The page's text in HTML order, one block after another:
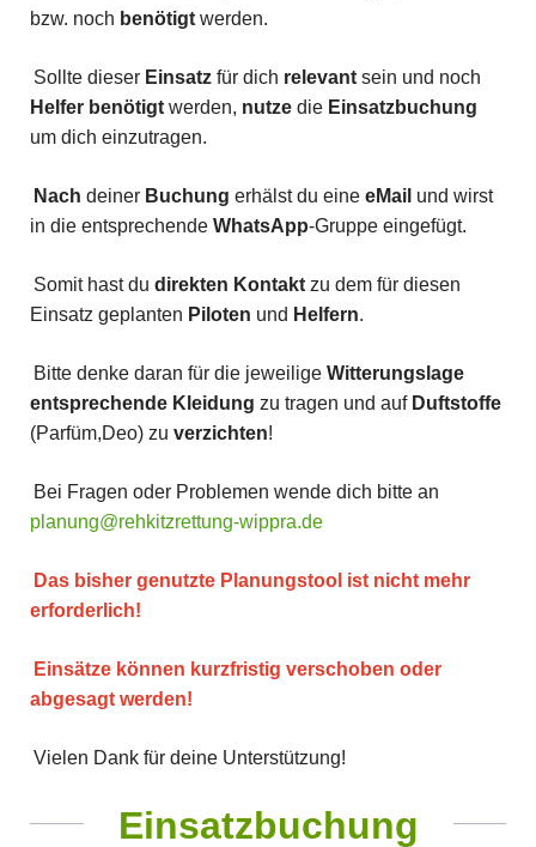
bzw. noch benötigtwerden.
Sollte dieser Einsatzfür dich relevantsein und noch
Helfer benötigtwerden, nutzedie Einsatzbuchung
um dich einzutragen.
Nach deiner Buchung erhälst du eine eMail und wirst
in die entsprechende WhatsApp-Gruppe eingefügt.
Somit hast du direkten Kontaktzu dem für diesen
Einsatz geplanten Piloten und Helfern.
Bitte denke daran für die jeweilige Witterungslage
entsprechende Kleidung zu tragen und auf Duftstoffe
(Parfüm,Deo) zu verzichten!
Bei Fragen oder Problemen wende dich bitte an
planung@rehkitzrettung-wippra.de
Das bisher genutzte Planungstool ist nicht mehr
erforderlich!
Einsätze können kurzfristig verschoben oder
abgesagt werden!
Vielen Dank für deine Unterstützung!
Einsatzbuchung